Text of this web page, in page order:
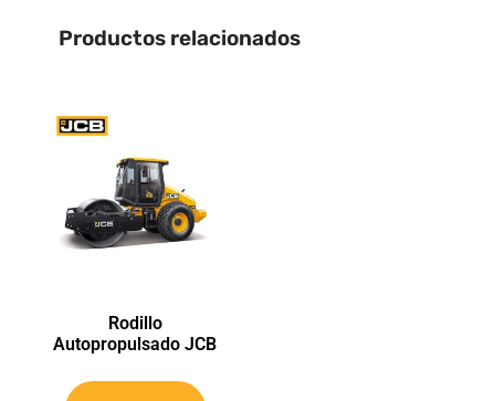
Productos relacionados
Rodillo
Autopropulsado JCB